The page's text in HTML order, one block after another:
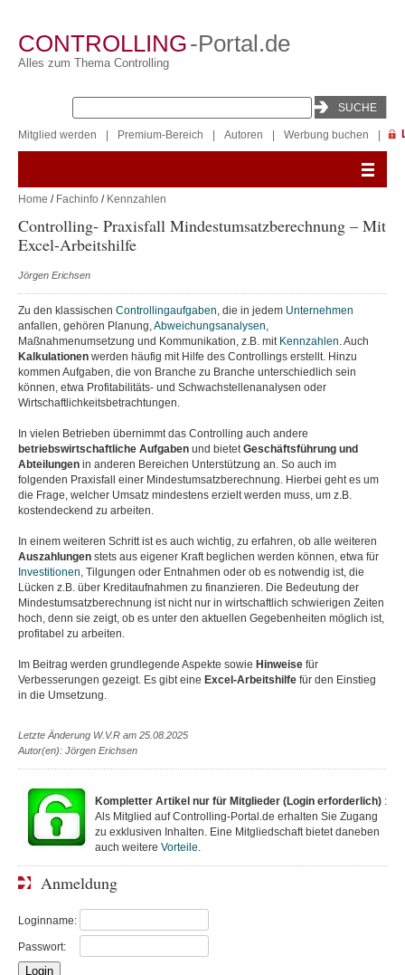
CONTROLLING-Portal.de
Alles zum Thema Controlling
Mitglied werden Premium-Bereich Autoren Werbung buchen
Home / Fachinfo / Kennzahlen
Controlling- Praxisfall Mindestumsatzberechnung – Mit
Excel-Arbeitshilfe
Jörgen Erichsen
Zu den klassischen Controllingaufgaben, die in jedem Unternehmen
anfallen, gehören Planung,Abweichungsanalysen,
Maßnahmenumsetzung und Kommunikation, z.B. mit Kennzahlen. Auch
Kalkulationen werden häufig mit Hilfe des Controllings erstellt. Hinzu
kommen Aufgaben, die von Branche zu Branche unterschiedlich sein
können, etwa Profitabilitäts- und Schwachstellenanalysen oder
Wirtschaftlichkeitsbetrachtungen.
In vielen Betrieben übernimmt das Controlling auch andere
betriebswirtschaftliche Aufgaben und bietetGeschäftsführung und
Abteilungen in anderen Bereichen Unterstützung an. So auch im
folgenden Praxisfall einer Mindestumsatzberechnung. Hierbei geht es um
die Frage, welcher Umsatz mindestens erzielt werden muss, um z.B.
kostendeckend zu arbeiten.
In einem weiteren Schritt ist es auch wichtig, zu erfahren, ob alle weiteren
Auszahlungen stets aus eigener Kraft beglichen werden können, etwa für
Investitionen, Tilgungen oder Entnahmen oder ob es notwendig ist, die
Lücken z.B. über Kreditaufnahmen zu finanzieren. Die Bedeutung der
Mindestumsatzberechnung ist nicht nur in wirtschaftlich schwierigen Zeiten
hoch, denn sie zeigt, ob es unter den aktuellen Gegebenheiten möglich ist,
profitabel zu arbeiten.
Im Beitrag werden grundlegende Aspekte sowie Hinweise für
Verbesserungen gezeigt. Es gibt eine Excel-Arbeitshilfe für den Einstieg
in die Umsetzung.
Letzte Änderung W.V.R am 25.08.2025
Autor(en): Jörgen Erichsen
Kompletter Artikel nur für Mitglieder (Login erforderlich) :
Als Mitglied auf Controlling-Portal.de erhalten Sie Zugang
zu exklusiven Inhalten. Eine Mitgliedschaft bietet daneben
auch weitere Vorteile.
Anmeldung
Loginname:
Passwort: